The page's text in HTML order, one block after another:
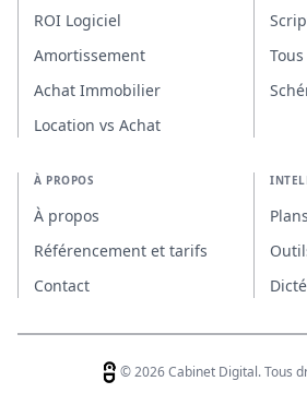
ROI Logiciel
Amortissement
Achat Immobilier
Location vs Achat
À PROPOS
À propos
Référencement et tarifs
Contact
© 2026 Cabinet Digital. Tous